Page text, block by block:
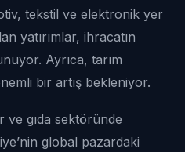
tekstil ve elektronik yer
yatırımlar, ihracatın
Ayrıca, tarım
bir artış bekleniyor.
gıda sektöründe
global pazardaki